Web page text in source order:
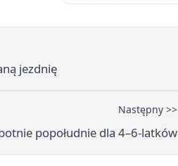
jezdnię
Następny >>
popołudnie dla 4–6-latków